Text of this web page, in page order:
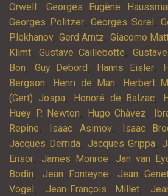
Orwell , Georges Eugène
Georges Politzer, Georges Sorel ,
Plekhanov,Gerd Arntz, Giacomo
Klimt, Gustave Caillebotte,
Bon, Guy Debord , Hanns Eisler,
Bergson, Henri de Man, Herbert
(Gert) Jospa, Honoré de Balzac,
Huey P. Newton, Hugo Chàvez,
Repine, Isaac Asimov, Isaac
Jacques Derrida, Jacques Grippa,
Ensor, James Monroe, Jan van
Bodin, Jean Fonteyne, Jean
Vogel , Jean-François Millet,